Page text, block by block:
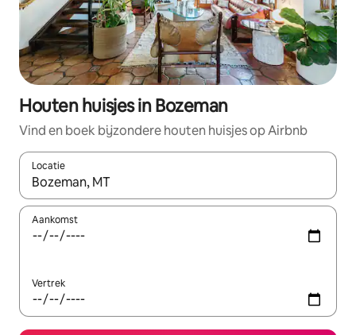
Houten huisjes in Bozeman
Vind en boek bijzondere houten huisjes op Airbnb
Locatie
Wanneer er suggesties beschikbaar zijn, maak je een keuze
Aankomst
Vertrek